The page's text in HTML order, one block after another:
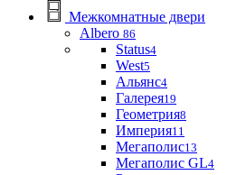
Межкомнатные двери
Albero 86
Status4
West5
Альянс4
Галерея19
Геометрия8
Империя11
Мегаполис13
Мегаполис GL4